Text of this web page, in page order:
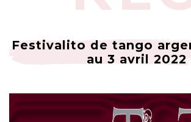
Festivalito de tango
au 3 avril 2022